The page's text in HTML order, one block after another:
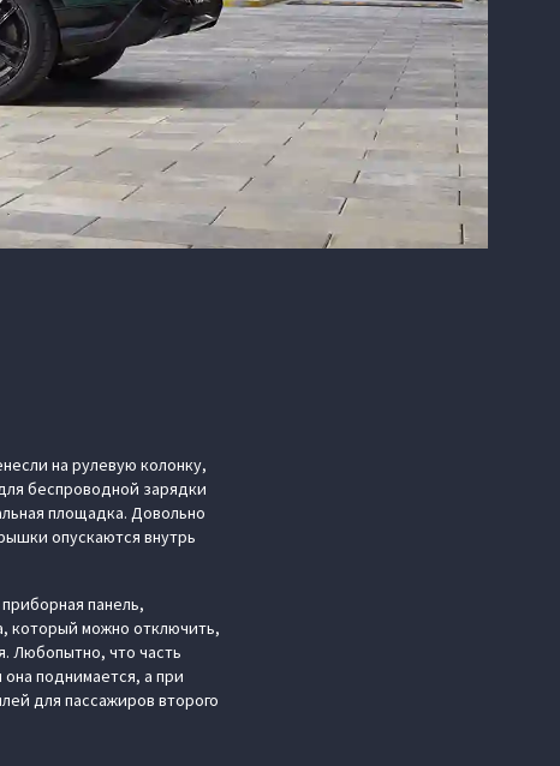
на рулевую колонку,
беспроводной зарядки
площадка. Довольно
опускаются внутрь
панель,
который можно отключить,
Любопытно, что часть
поднимается, а при
для пассажиров второго